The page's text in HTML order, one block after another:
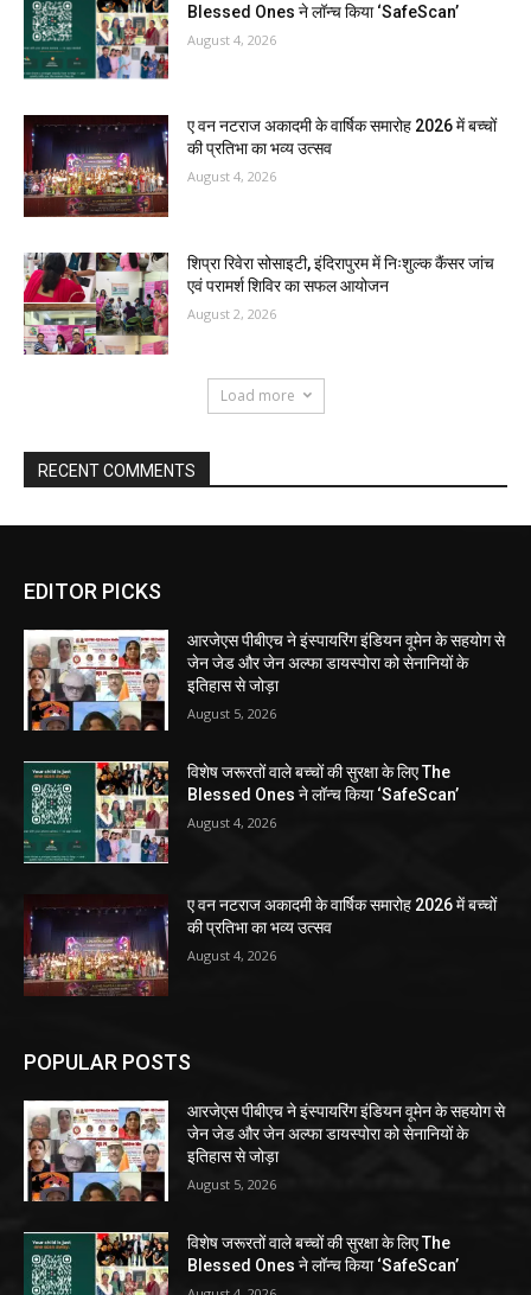
Blessed Ones ने लॉन्च किया ‘SafeScan’
August 4, 2026
ए वन नटराज अकादमी के वार्षिक समारोह 2026 में बच्चों
की प्रतिभा का भव्य उत्सव
August 4, 2026
शिप्रा रिवेरा सोसाइटी, इंदिरापुरम में निःशुल्क कैंसर जांच
एवं परामर्श शिविर का सफल आयोजन
August 2, 2026
Load more
RECENT COMMENTS
EDITOR PICKS
आरजेएस पीबीएच ने इंस्पायरिंग इंडियन वूमेन के सहयोग से
जेन जेड और जेन अल्फा डायस्पोरा को सेनानियों के
इतिहास से जोड़ा
August 5, 2026
विशेष जरूरतों वाले बच्चों की सुरक्षा के लिए The
Blessed Ones ने लॉन्च किया ‘SafeScan’
August 4, 2026
ए वन नटराज अकादमी के वार्षिक समारोह 2026 में बच्चों
की प्रतिभा का भव्य उत्सव
August 4, 2026
POPULAR POSTS
आरजेएस पीबीएच ने इंस्पायरिंग इंडियन वूमेन के सहयोग से
जेन जेड और जेन अल्फा डायस्पोरा को सेनानियों के
इतिहास से जोड़ा
August 5, 2026
विशेष जरूरतों वाले बच्चों की सुरक्षा के लिए The
Blessed Ones ने लॉन्च किया ‘SafeScan’